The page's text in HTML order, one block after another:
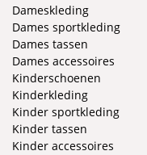
Dameskleding
Dames sportkleding
Dames tassen
Dames accessoires
Kinderschoenen
Kinderkleding
Kinder sportkleding
Kinder tassen
Kinder accessoires